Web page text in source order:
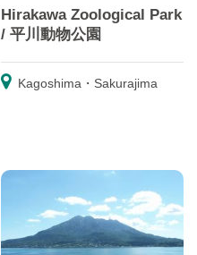
Hirakawa Zoological Park
/ 平川動物公園
Kagoshima・Sakurajima